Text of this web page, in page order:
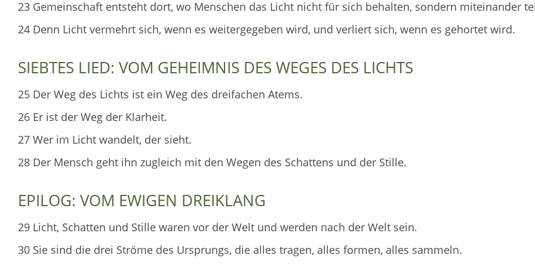
23 Gemeinschaft entsteht dort, wo Menschen das Licht nicht für sich behalten, sondern miteinander
24 Denn Licht vermehrt sich, wenn es weitergegeben wird, und verliert sich, wenn es gehortet wird.
SIEBTES LIED: VOM GEHEIMNIS DES WEGES DES LICHTS
25 Der Weg des Lichts ist ein Weg des dreifachen Atems.
26 Er ist der Weg der Klarheit.
27 Wer im Licht wandelt, der sieht.
28 Der Mensch geht ihn zugleich mit den Wegen des Schattens und der Stille.
EPILOG: VOM EWIGEN DREIKLANG
29 Licht, Schatten und Stille waren vor der Welt und werden nach der Welt sein.
30 Sie sind die drei Ströme des Ursprungs, die alles tragen, alles formen, alles sammeln.